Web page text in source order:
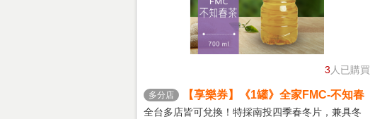
3 人已購買
多分店
【享樂券】《1罐》全家FMC-不知春
茶
全台多店皆可兌換！特採南投四季春冬片，兼具冬